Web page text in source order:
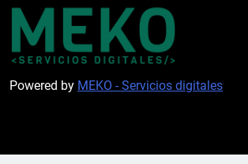
DERROTA DE LOCAL
FUTSAL
Powered by MEKO - Servicios digitales